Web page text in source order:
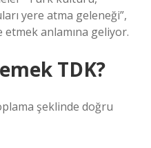
yere atma geleneği”,
anlamına geliyor.
TDK?
şeklinde doğru